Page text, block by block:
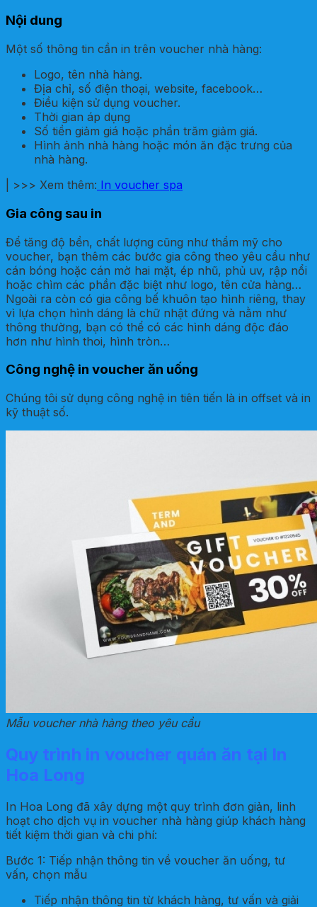
Nội dung
Một số thông tin cần in trên voucher nhà hàng:
Logo, tên nhà hàng.
Địa chỉ, số điện thoại, website, facebook…
Điều kiện sử dụng voucher.
Thời gian áp dụng
Số tiền giảm giá hoặc phần trăm giảm giá.
Hình ảnh nhà hàng hoặc món ăn đặc trưng của
nhà hàng.
| >>> Xem thêm: In voucher spa
Gia công sau in
Để tăng độ bền, chất lượng cũng như thẩm mỹ cho
voucher, bạn thêm các bước gia công theo yêu cầu như
cán bóng hoặc cán mờ hai mặt, ép nhũ, phủ uv, rập nổi
hoặc chìm các phần đặc biệt như logo, tên cửa hàng…
Ngoài ra còn có gia công bế khuôn tạo hình riêng, thay
vì lựa chọn hình dáng là chữ nhật đứng và nằm như
thông thường, bạn có thể có các hình dáng độc đáo
hơn như hình thoi, hình tròn…
Công nghệ in voucher ăn uống
Chúng tôi sử dụng công nghệ in tiên tiến là in offset và in
kỹ thuật số.
Mẫu voucher nhà hàng theo yêu cầu
Quy trình in voucher quán ăn tại In
Hoa Long
In Hoa Long đã xây dựng một quy trình đơn giản, linh
hoạt cho dịch vụ in voucher nhà hàng giúp khách hàng
tiết kiệm thời gian và chi phí:
Bước 1: Tiếp nhận thông tin về voucher ăn uống, tư
vấn, chọn mẫu
Tiếp nhận thông tin từ khách hàng, tư vấn và giải